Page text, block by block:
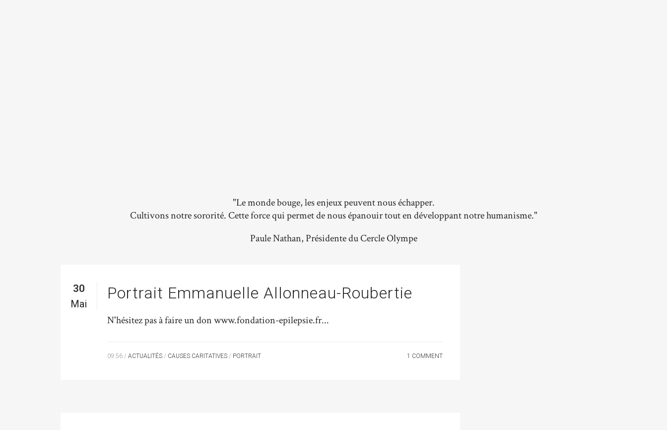
"Le monde bouge, les enjeux peuvent nous échapper.
Cultivons notre sororité. Cette force qui permet de nous épanouir tout en développant notre humanisme."
Paule Nathan, Présidente du Cercle Olympe
30
Mai
Portrait Emmanuelle Allonneau-Roubertie
N'hésitez pas à faire un don www.fondation-epilepsie.fr...
09:56 / ACTUALITÉS / CAUSES CARITATIVES / PORTRAIT 1 COMMENT